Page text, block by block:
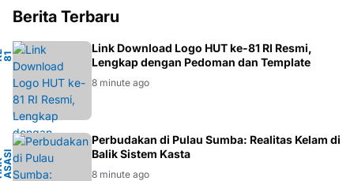
Berita Terbaru
1
Link Download Logo HUT ke-81 RI Resmi,
Lengkap dengan Pedoman dan Template
8 minute ago
I
UA
Perbudakan di Pulau Sumba: Realitas Kelam di
Balik Sistem Kasta
8 minute ago